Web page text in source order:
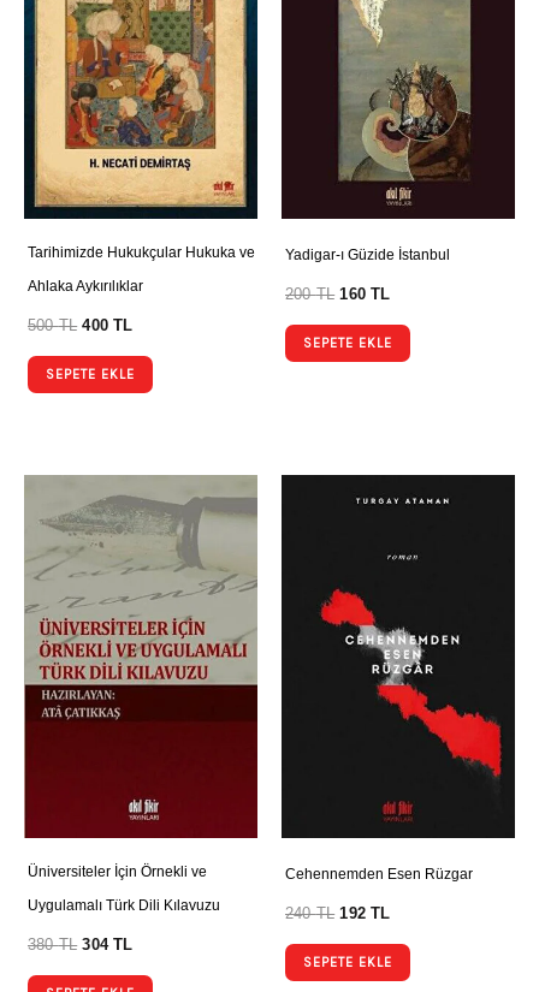
Tarihimizde Hukukçular Hukuka ve
Ahlaka Aykırılıklar
500TL 400TL
SEPETE EKLE
Yadigar-ı Güzide İstanbul
200TL 160TL
SEPETE EKLE
Üniversiteler İçin Örnekli ve
Uygulamalı Türk Dili Kılavuzu
380TL 304TL
Cehennemden Esen Rüzgar
240TL 192TL
SEPETE EKLE